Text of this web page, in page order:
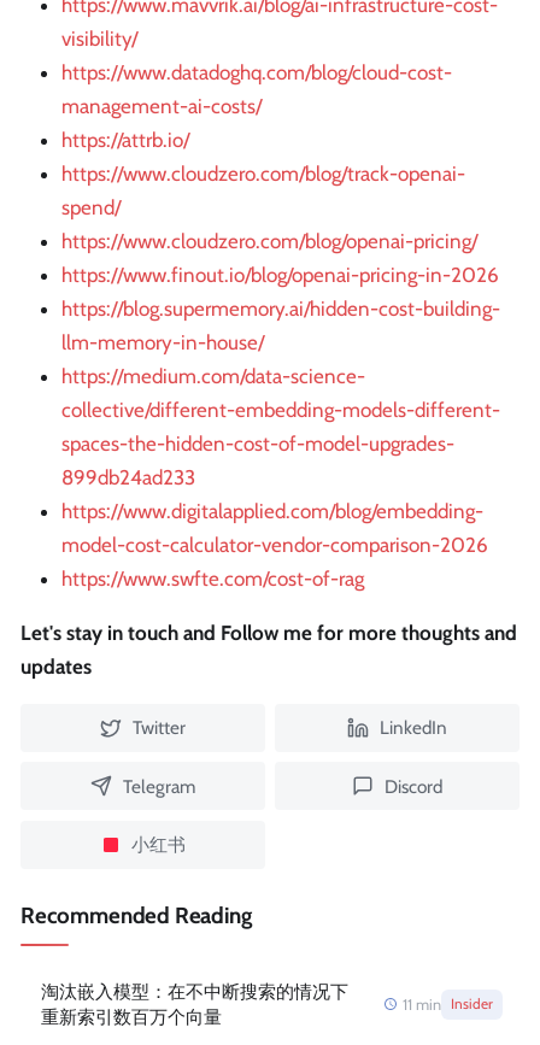
visibility/
https://www.datadoghq.com/blog/cloud-cost-
management-ai-costs/
https://attrb.io/
https://www.cloudzero.com/blog/track-openai-
spend/
https://www.cloudzero.com/blog/openai-pricing/
https://www.finout.io/blog/openai-pricing-in-2026
https://blog.supermemory.ai/hidden-cost-building-
llm-memory-in-house/
https://medium.com/data-science-
collective/different-embedding-models-different-
spaces-the-hidden-cost-of-model-upgrades-
899db24ad233
https://www.digitalapplied.com/blog/embedding-
model-cost-calculator-vendor-comparison-2026
https://www.swfte.com/cost-of-rag
Let's stay in touch and Follow me for more thoughts and
updates
Twitter LinkedIn
Telegram Discord
小红书
Recommended Reading
淘汰嵌入模型：在不中断搜索的情况下
重新索引数百万个向量
11 min Insider